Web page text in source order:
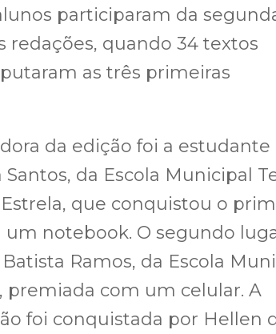
participaram da
redações, quando 34 textos
as três primeiras
da edição foi a estudante
Santos, da Escola Municipal
que conquistou o
um notebook. O segundo
Ramos, da Escola
premiada com um celular. A
foi conquistada por Hellen